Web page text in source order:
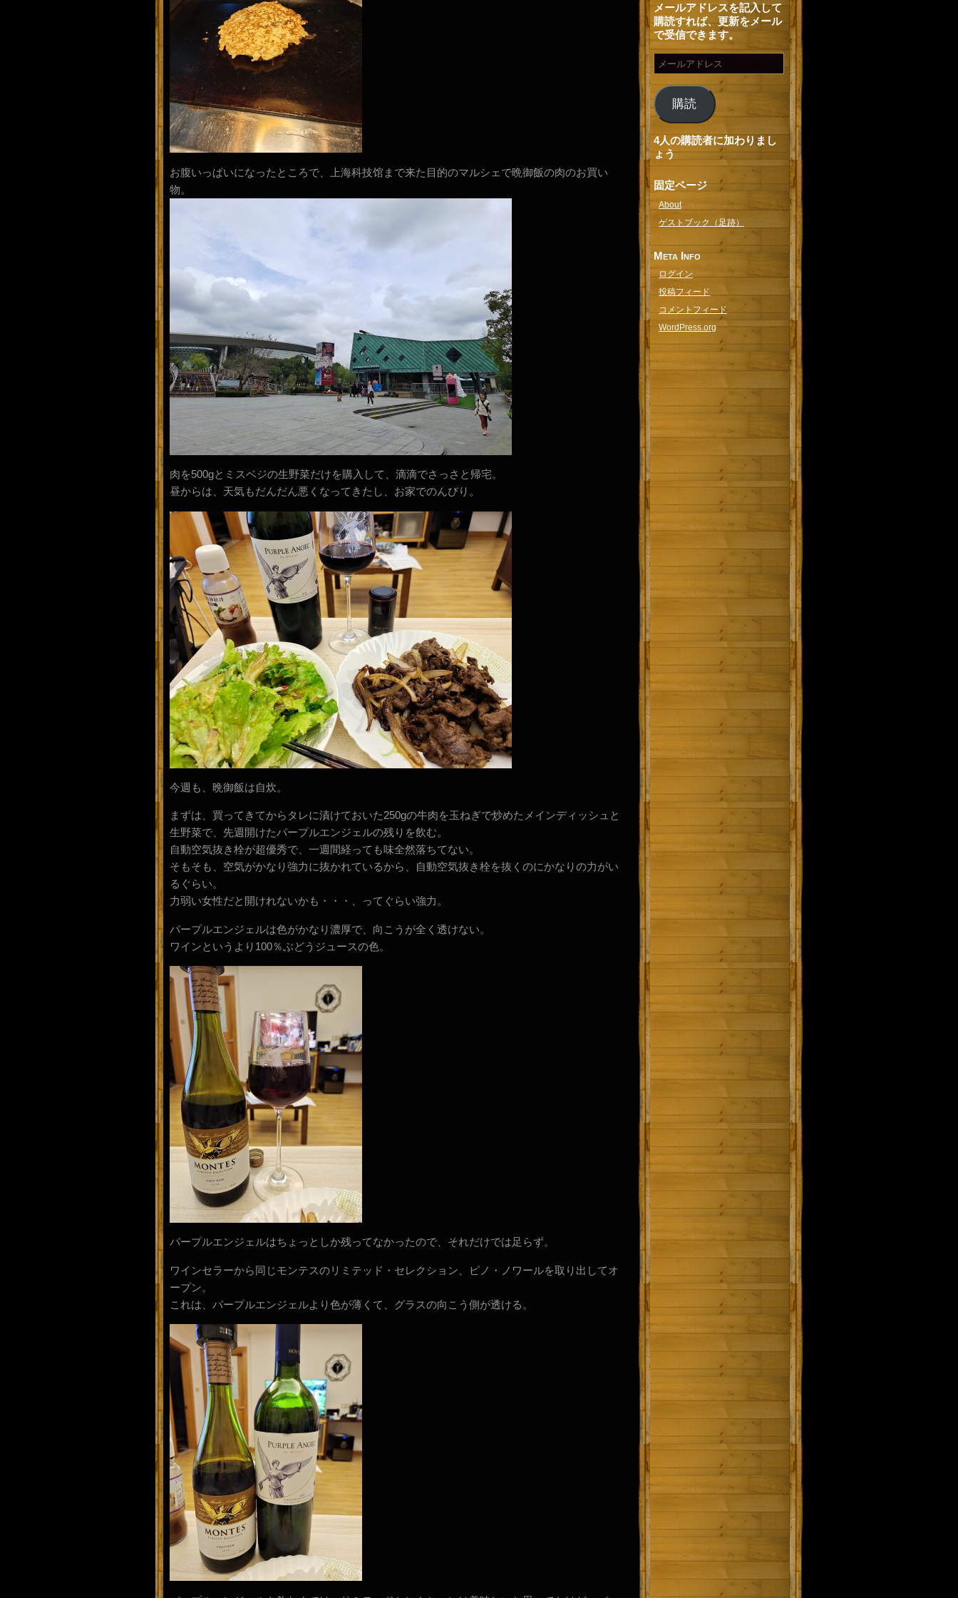
お腹いっぱいになったところで、上海科技馆まで来た目的のマルシェで晩御飯の肉のお買い
物。
肉を500gとミスベジの生野菜だけを購入して、滴滴でさっさと帰宅。
昼からは、天気もだんだん悪くなってきたし、お家でのんびり。
今週も、晩御飯は自炊。
まずは、買ってきてからタレに漬けておいた250gの牛肉を玉ねぎで炒めたメインディッシュと
生野菜で、先週開けたパープルエンジェルの残りを飲む。
自動空気抜き栓が超優秀で、一週間経っても味全然落ちてない。
そもそも、空気がかなり強力に抜かれているから、自動空気抜き栓を抜くのにかなりの力がい
るぐらい。
力弱い女性だと開けれないかも・・・、ってぐらい強力。
パープルエンジェルは色がかなり濃厚で、向こうが全く透けない。
ワインというより100％ぶどうジュースの色。
パープルエンジェルはちょっとしか残ってなかったので、それだけでは足らず。
ワインセラーから同じモンテスのリミテッド・セレクション、ピノ・ノワールを取り出してオ
ープン。
これは、パープルエンジェルより色が薄くて、グラスの向こう側が透ける。
メールアドレスを記入して
購読すれば、更新をメール
で受信できます。
購読
4人の購読者に加わりまし
ょう
固定ページ
About
ゲストブック（足跡）
Meta Info
ログイン
投稿フィード
コメントフィード
WordPress.org